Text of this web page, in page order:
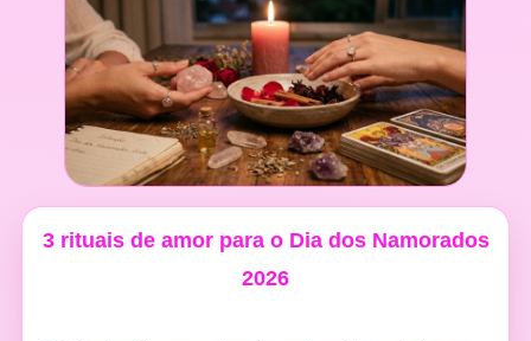
3 rituais de amor para o Dia dos Namorados
2026